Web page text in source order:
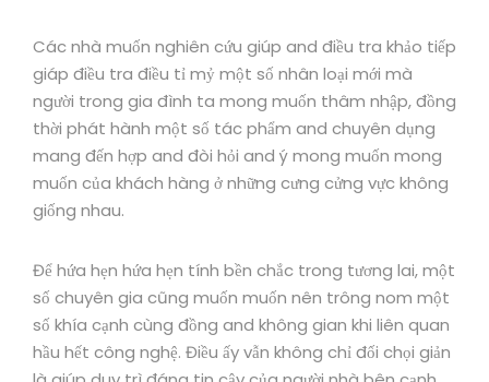
Các nhà muốn nghiên cứu giúp and điều tra khảo tiếp
giáp điều tra điều tỉ mỷ một số nhân loại mới mà
người trong gia đình ta mong muốn thâm nhập, đồng
thời phát hành một số tác phẩm and chuyên dụng
mang đến hợp and đòi hỏi and ý mong muốn mong
muốn của khách hàng ở những cưng cửng vực không
giống nhau.
Để hứa hẹn hứa hẹn tính bền chắc trong tương lai, một
số chuyên gia cũng muốn muốn nên trông nom một
số khía cạnh cùng đồng and không gian khi liên quan
hầu hết công nghệ. Điều ấy vẫn không chỉ đối chọi giản